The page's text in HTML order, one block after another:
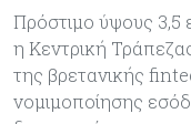
Πρόστιμο ύψους 3,5
η Κεντρική
της βρετανικής
νομιμοποίησης